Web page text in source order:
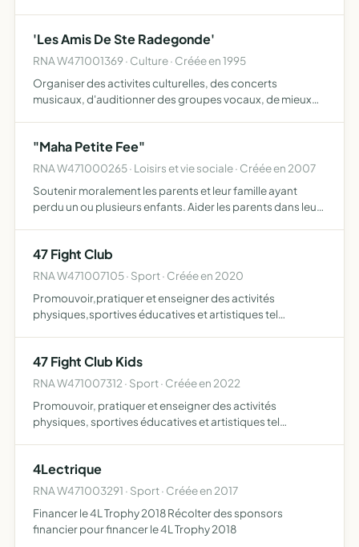
'Les Amis De Ste Radegonde'
RNA W471001369 · Culture · Créée en 1995
Organiser des activites culturelles, des concerts
musicaux, d'auditionner des groupes vocaux, de mieux
"Maha Petite Fee"
RNA W471000265 · Loisirs et vie sociale · Créée en 2007
Soutenir moralement les parents et leur famille ayant
perdu un ou plusieurs enfants. Aider les parents dans leurs
47 Fight Club
RNA W471007105 · Sport · Créée en 2020
Promouvoir,pratiquer et enseigner des activités
physiques,sportives éducatives et artistiques tel
47 Fight Club Kids
RNA W471007312 · Sport · Créée en 2022
Promouvoir, pratiquer et enseigner des activités
physiques, sportives éducatives et artistiques tel
4Lectrique
RNA W471003291 · Sport · Créée en 2017
Financer le 4L Trophy 2018 Récolter des sponsors
financier pour financer le 4L Trophy 2018